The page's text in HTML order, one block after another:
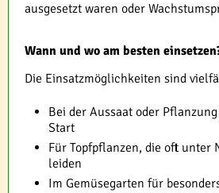
ausgesetzt waren oder
Wann und wo am besten
Die Einsatzmöglichkeiten sind
Bei der Aussaat oder
Start
Für Topfpflanzen, die oft unter
leiden
Im Gemüsegarten für